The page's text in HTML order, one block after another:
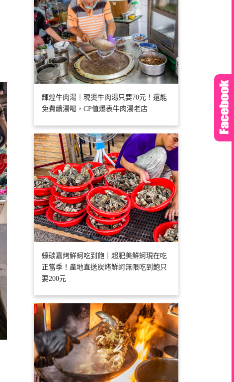
輝煌牛肉湯｜現燙牛肉湯只要70元！還能
免費續湯喝，CP值爆表牛肉湯老店
蠔碳嘉烤鮮蚵吃到飽｜超肥美鮮蚵現在吃
正當季！產地直送炭烤鮮蚵無限吃到飽只
要200元